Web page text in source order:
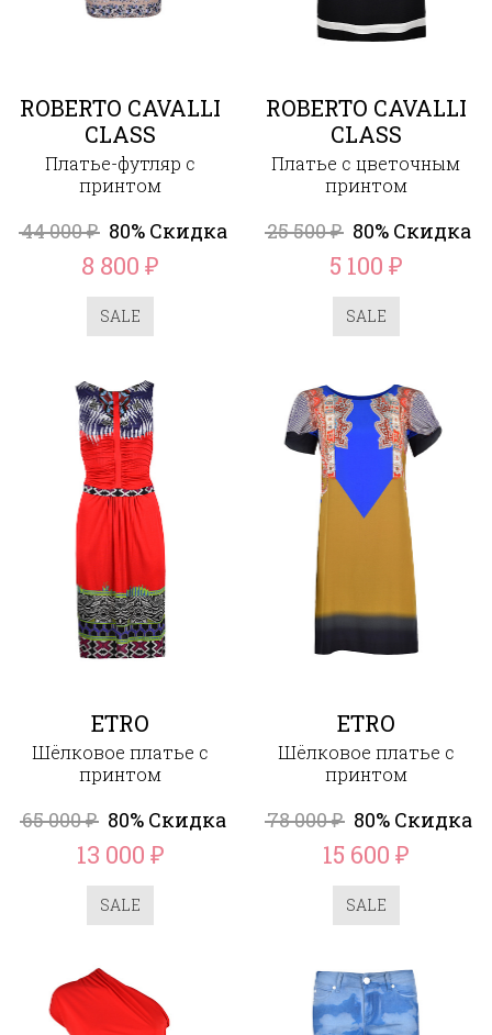
ROBERTO CAVALLI
CLASS
Платье-футляр с
принтом
44 000₽ 80% Скидка
8 800₽
SALE
ROBERTO CAVALLI
CLASS
Платье с цветочным
принтом
25 500₽ 80% Скидка
5 100 ₽
SALE
ETRO
Шёлковое платье с
принтом
65 000₽ 80% Скидка
13 000 ₽
SALE
ETRO
Шёлковое платье с
принтом
78 000₽ 80% Скидка
15 600 ₽
SALE